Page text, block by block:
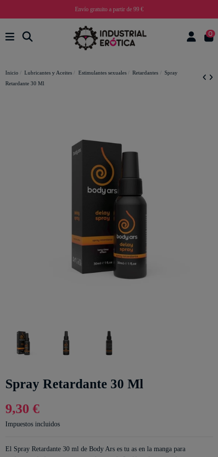
Envío gratuito a partir de 99 €
0
Inicio Lubricantes y Aceites Estimulantes sexuales Retardantes
Spray
Retardante 30 Ml
Spray Retardante 30 Ml
9,30 €
Impuestos incluidos
El Spray Retardante 30 ml de Body Ars es tu as en la manga para